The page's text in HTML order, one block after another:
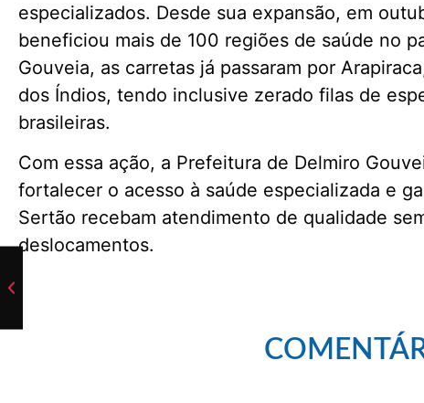
especializados. Desde sua expansão, em
beneficiou mais de 100 regiões de saúde no
Gouveia, as carretas já passaram por
dos Índios, tendo inclusive zerado filas de
brasileiras.
Com essa ação, a Prefeitura de Delmiro
fortalecer o acesso à saúde especializada e
Sertão recebam atendimento de qualidade
deslocamentos.